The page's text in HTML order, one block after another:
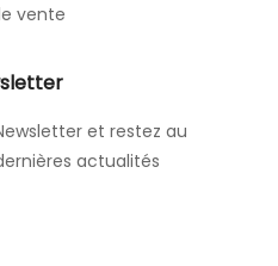
vente
et restez au
actualités